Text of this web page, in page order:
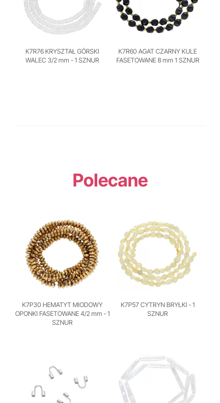
K7R76 KRYSZTAŁ GÓRSKI
WALEC 3/2 mm - 1 SZNUR
K7R60 AGAT CZARNY KULE
FASETOWANE 8 mm 1 SZNUR
Polecane
K7P30 HEMATYT MIODOWY
OPONKI FASETOWANE 4/2 mm - 1
SZNUR
K7P57 CYTRYN BRYŁKI - 1
SZNUR